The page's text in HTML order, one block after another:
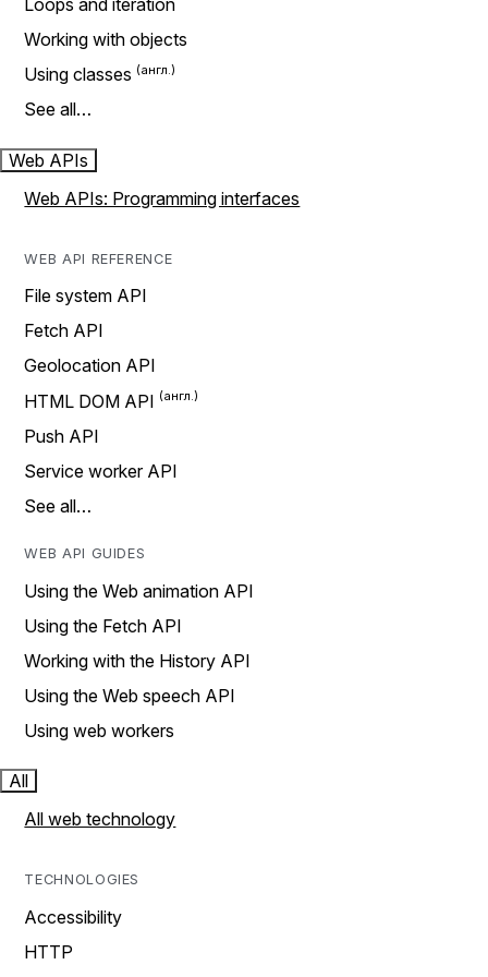
Loops and iteration
Working with objects
Using classes
See all…
Web APIs
Web APIs: Programming interfaces
WEB API REFERENCE
File system API
Fetch API
Geolocation API
HTML DOM API
Push API
Service worker API
See all…
WEB API GUIDES
Using the Web animation API
Using the Fetch API
Working with the History API
Using the Web speech API
Using web workers
All
All web technology
TECHNOLOGIES
Accessibility
HTTP